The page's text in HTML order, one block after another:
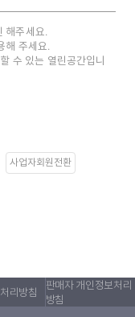
해주세요.
해 주세요.
수 있는 열린공간입니
사업자회원전환
리방침
판매자 개인정보처리
방침